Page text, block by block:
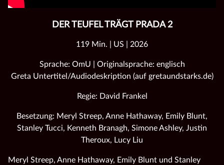
DER TEUFEL TRÄGT PRADA 2
119 Min. | US | 2026
Sprache: OmU | Originalsprache: englisch
Greta Untertitel/Audiodeskription (auf gretaundstarks.de)
Regie: David Frankel
Besetzung: Meryl Streep, Anne Hathaway, Emily Blunt,
Stanley Tucci, Kenneth Branagh, Simone Ashley, Justin
Theroux, Lucy Liu
Meryl Streep, Anne Hathaway, Emily Blunt und Stanley